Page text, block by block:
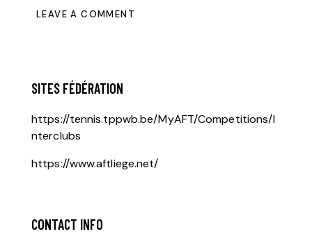
SITES FÉDÉRATION
https://tennis.tppwb.be/MyAFT/Competitions/I
nterclubs
https://www.aftliege.net/
CONTACT INFO